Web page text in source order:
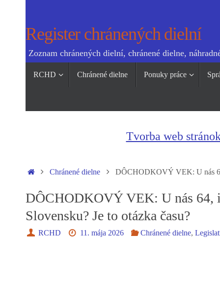
Register chránených dielní
Zoznam chránených dielní, chránené dielne,
RCHD Chránené dielne Ponuky práce
Tvorba web
HomeChránené dielne DÔCHODKOVÝ VEK: U nás
DÔCHODKOVÝ VEK: U nás 64,
Slovensku? Je to otázka času?
RCHD 11. mája 2026 Chránené dielne,